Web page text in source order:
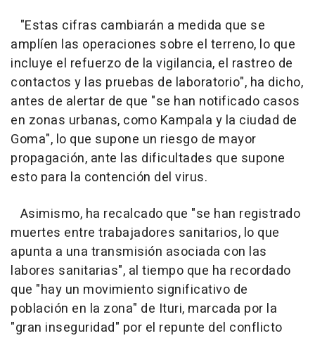
"Estas cifras cambiarán a medida que se
amplíen las operaciones sobre el terreno, lo que
incluye el refuerzo de la vigilancia, el rastreo de
contactos y las pruebas de laboratorio", ha dicho,
antes de alertar de que "se han notificado casos
en zonas urbanas, como Kampala y la ciudad de
Goma", lo que supone un riesgo de mayor
propagación, ante las dificultades que supone
esto para la contención del virus.
Asimismo, ha recalcado que "se han registrado
muertes entre trabajadores sanitarios, lo que
apunta a una transmisión asociada con las
labores sanitarias", al tiempo que ha recordado
que "hay un movimiento significativo de
población en la zona" de Ituri, marcada por la
"gran inseguridad" por el repunte del conflicto